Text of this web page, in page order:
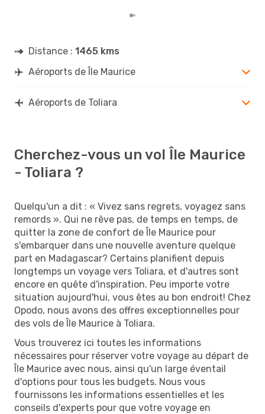
Distance : 1465 kms
Aéroports de Île Maurice
Aéroports de Toliara
Cherchez-vous un vol Île Maurice
- Toliara ?
Quelqu'un a dit : « Vivez sans regrets, voyagez sans
remords ». Qui ne rêve pas, de temps en temps, de
quitter la zone de confort de Île Maurice pour
s'embarquer dans une nouvelle aventure quelque
part en Madagascar? Certains planifient depuis
longtemps un voyage vers Toliara, et d'autres sont
encore en quête d'inspiration. Peu importe votre
situation aujourd'hui, vous êtes au bon endroit! Chez
Opodo, nous avons des offres exceptionnelles pour
des vols de Île Maurice à Toliara.
Vous trouverez ici toutes les informations
nécessaires pour réserver votre voyage au départ de
Île Maurice avec nous, ainsi qu'un large éventail
d'options pour tous les budgets. Nous vous
fournissons les informations essentielles et les
conseils d'experts pour que votre voyage en